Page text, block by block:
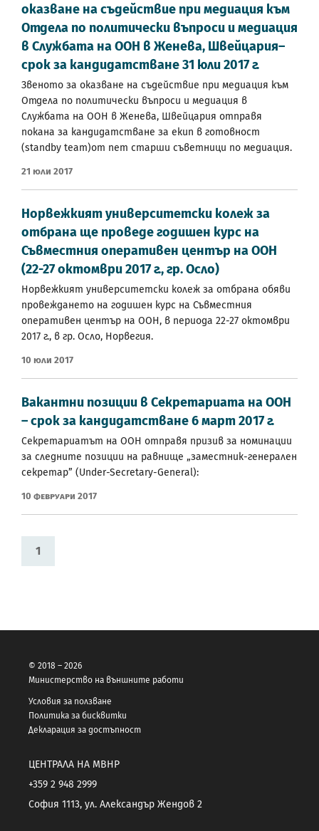
оказване на съдействие при медиация към
Отдела по политически въпроси и медиация
в Службата на ООН в Женева, Швейцария–
срок за кандидатстване 31 юли 2017 г.
Звеното за оказване на съдействие при медиация към
Отдела по политически въпроси и медиация в
Службата на ООН в Женева, Швейцария отправя
покана за кандидатстване за екип в готовност
(standby team)от пет старши съветници по медиация.
21 Юли 2017
Норвежкият университетски колеж за
отбрана ще проведе годишен курс на
Съвместния оперативен център на ООН
(22-27 октомври 2017 г., гр. Осло)
Норвежкият университетски колеж за отбрана обяви
провеждането на годишен курс на Съвместния
оперативен център на ООН, в периода 22-27 октомври
2017 г., в гр. Осло, Норвегия.
10 Юли 2017
Вакантни позиции в Секретариата на ООН
– срок за кандидатстване 6 март 2017 г.
Секретариатът на ООН отправя призив за номинации
за следните позиции на равнище „заместник-генерален
секретар” (Under-Secretary-General):
10 Февруари 2017
1
© 2018 – 2026
Министерство на външните работи
Условия за ползване
Политика за бисквитки
Декларация за достъпност
ЦЕНТРАЛА НА МВНР
+359 2 948 2999
София 1113, ул. Александър Жендов 2